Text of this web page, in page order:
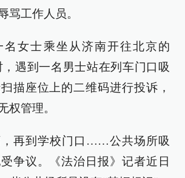
骂工作人员。
名女士乘坐从济南开往北京的
，遇到一名男士站在列车门口吸
描座位上的二维码进行投诉，
权管理。
，再到学校门口……公共场所吸
争议。《法治日报》记者近日